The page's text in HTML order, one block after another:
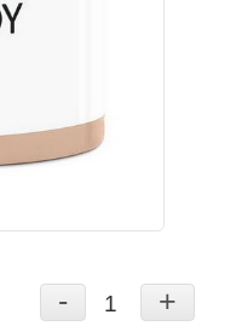
- +